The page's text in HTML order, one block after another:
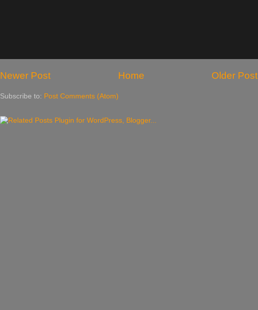
Newer Post Older Post
Home
Subscribe to: Post Comments (Atom)